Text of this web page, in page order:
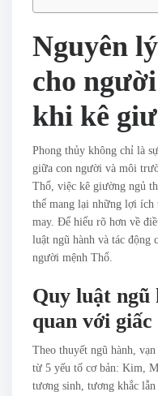
Nguyên
cho
khi kê
Phong thủy không chỉ là
giữa con người và môi
Thổ, việc kê giường ngủ
thể mang lại những lợi ích
may. Để hiểu rõ hơn về
luật ngũ hành và tác động
người mệnh Thổ.
Quy luật ngũ
quan với
Theo thuyết ngũ hành,
từ 5 yếu tố cơ bản: Kim,
tương sinh, tương khắc